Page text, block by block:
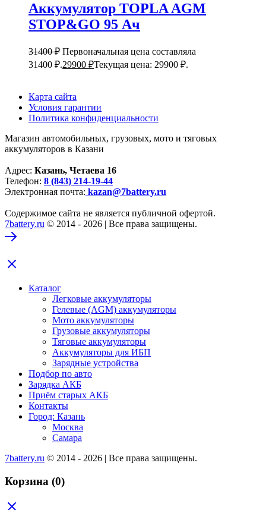
Аккумулятор TOPLA AGM
STOP&GO 95 Ач
31400₽ Первоначальная цена составляла
31400 ₽.29900 ₽Текущая цена: 29900 ₽.
Карта сайта
Условия гарантии
Политика конфиденциальности
Магазин автомобильных, грузовых, мото и тяговых
аккумуляторов в Казани
Адрес: Казань, Четаева 16
Телефон: 8 (843) 214-19-44
Электронная почта: kazan@7battery.ru
Содержимое сайта не является публичной офертой.
7battery.ru © 2014 - 2026 | Все права защищены.
Каталог
Легковые аккумуляторы
Гелевые (AGM) аккумуляторы
Мото аккумуляторы
Грузовые аккумуляторы
Тяговые аккумуляторы
Аккумуляторы для ИБП
Зарядные устройства
Подбор по авто
Зарядка АКБ
Приём старых АКБ
Контакты
Город: Казань
Москва
Самара
7battery.ru © 2014 - 2026 | Все права защищены.
Корзина (0)